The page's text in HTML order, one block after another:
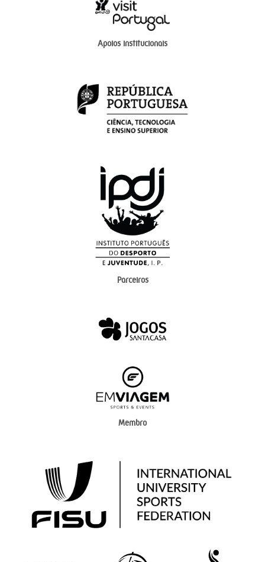
Apoios institucionais
Parceiros
Membro